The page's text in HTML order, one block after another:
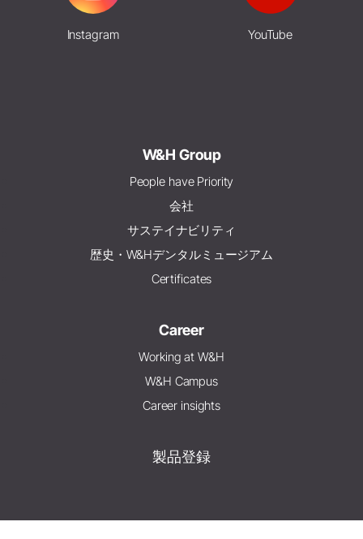
Instagram YouTube
W&H Group
People have Priority
会社
サステイナビリティ
歴史・W&Hデンタルミュージアム
Certificates
Career
Working at W&H
W&H Campus
Career insights
製品登録